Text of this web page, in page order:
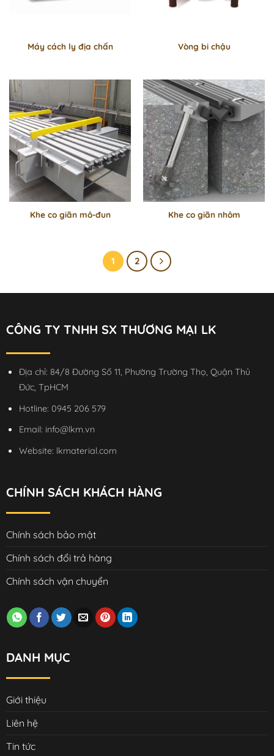
Máy cách ly địa chấn Vòng bi chậu
Khe co giãn mô-đun Khe co giãn nhôm
1 2
CÔNG TY TNHH SX THƯƠNG MẠI LK
Địa chỉ: 84/8 Đường Số 11, Phường Trường Thọ, Quận Thủ
Đức, TpHCM
Hotline: 0945 206 579
Email: info@lkm.vn
Website: lkmaterial.com
CHÍNH SÁCH KHÁCH HÀNG
Chính sách bảo mật
Chính sách đổi trả hàng
Chính sách vận chuyển
DANH MỤC
Giới thiệu
Liên hệ
Tin tức